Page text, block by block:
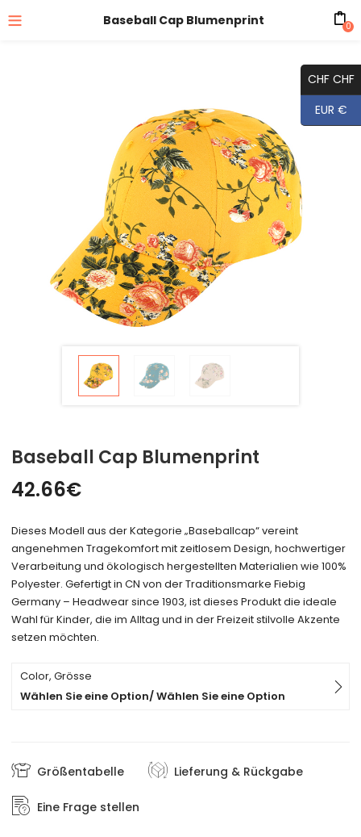
Baseball Cap Blumenprint 0
Baseball Cap Blumenprint
42.66€
Dieses Modell aus der Kategorie „Baseballcap“ vereint
angenehmen Tragekomfort mit zeitlosem Design, hochwertiger
Verarbeitung und ökologisch hergestellten Materialien wie 100%
Polyester. Gefertigt in CN von der Traditionsmarke Fiebig
Germany – Headwear since 1903, ist dieses Produkt die ideale
Wahl für Kinder, die im Alltag und in der Freizeit stilvolle Akzente
setzen möchten.
Color, Grösse
Wählen Sie eine Option/ Wählen Sie eine Option
Größentabelle Lieferung & Rückgabe
Eine Frage stellen
CHF CHF
EUR €